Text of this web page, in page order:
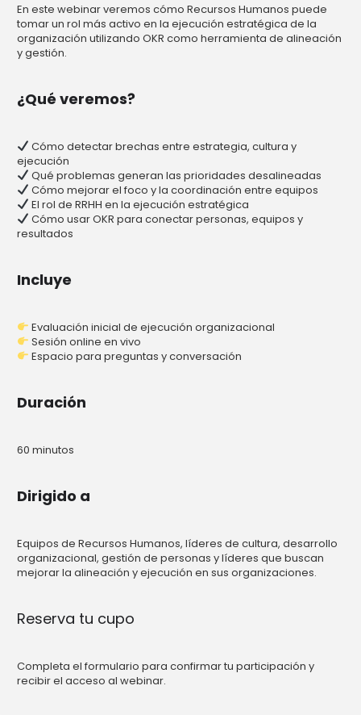
En este webinar veremos cómo Recursos Humanos puede
tomar un rol más activo en la ejecución estratégica de la
organización utilizando OKR como herramienta de alineación
y gestión.
¿Qué veremos?
Cómo detectar brechas entre estrategia, cultura y
ejecución
Qué problemas generan las prioridades desalineadas
Cómo mejorar el foco y la coordinación entre equipos
El rol de RRHH en la ejecución estratégica
Cómo usar OKR para conectar personas, equipos y
resultados
Incluye
Evaluación inicial de ejecución organizacional
Sesión online en vivo
Espacio para preguntas y conversación
Duración
60 minutos
Dirigido a
Equipos de Recursos Humanos, líderes de cultura, desarrollo
organizacional, gestión de personas y líderes que buscan
mejorar la alineación y ejecución en sus organizaciones.
Reserva tu cupo
Completa el formulario para confirmar tu participación y
recibir el acceso al webinar.